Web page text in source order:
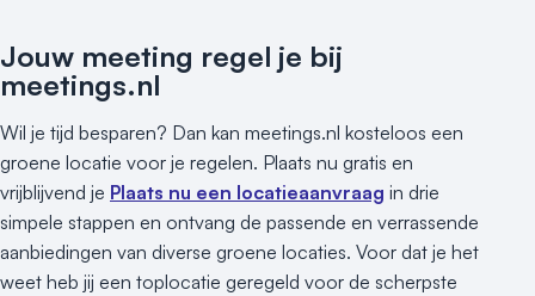
Jouw meeting regel je bij
meetings.nl
Wil je tijd besparen? Dan kan meetings.nl kosteloos een
groene locatie voor je regelen. Plaats nu gratis en
vrijblijvend je Plaats nu een locatieaanvraag in drie
simpele stappen en ontvang de passende en verrassende
aanbiedingen van diverse groene locaties. Voor dat je het
weet heb jij een toplocatie geregeld voor de scherpste